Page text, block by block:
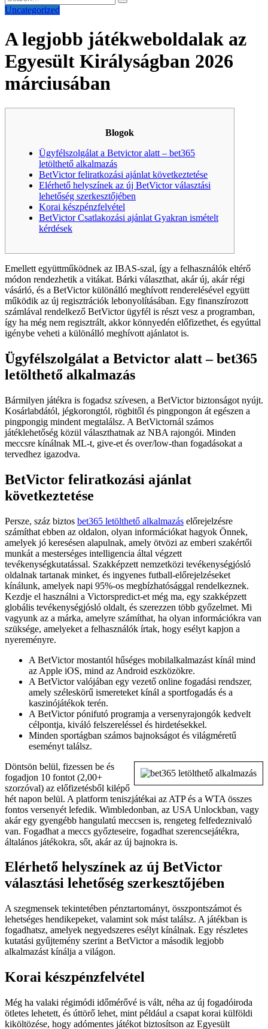
Uncategorized
A legjobb játékweboldalak az
Egyesült Királyságban 2026
márciusában
Blogok
Ügyfélszolgálat a Betvictor alatt – bet365
letölthető alkalmazás
BetVictor feliratkozási ajánlat következtetése
Elérhető helyszínek az új BetVictor választási
lehetőség szerkesztőjében
Korai készpénzfelvétel
BetVictor Csatlakozási ajánlat Gyakran ismételt
kérdések
Emellett együttműködnek az IBAS-szal, így a felhasználók eltérő
módon rendezhetik a vitákat. Bárki választhat, akár új, akár régi
vásárló, és a BetVictor különálló meghívott renderelésével együtt
működik az új regisztrációk lebonyolításában. Egy finanszírozott
számlával rendelkező BetVictor ügyfél is részt vesz a programban,
így ha még nem regisztrált, akkor könnyedén előfizethet, és egyúttal
igénybe veheti a különálló meghívott ajánlatot is.
Ügyfélszolgálat a Betvictor alatt – bet365
letölthető alkalmazás
Bármilyen játékra is fogadsz szívesen, a BetVictor biztonságot nyújt.
Kosárlabdától, jégkorongtól, rögbitől és pingpongon át egészen a
pingpongig mindent megtalálsz. A BetVictornál számos
játéklehetőség közül választhatnak az NBA rajongói. Minden
meccsre kínálnak ML-t, give-et és over/low-than fogadásokat a
tervedhez igazodva.
BetVictor feliratkozási ajánlat
következtetése
Persze, száz biztos bet365 letölthető alkalmazás előrejelzésre
számíthat ebben az oldalon, olyan információkat hagyok Önnek,
amelyek jó keresésen alapulnak, amely ötvözi az emberi szakértői
munkát a mesterséges intelligencia által végzett
tevékenységkutatással. Szakképzett nemzetközi tevékenységjósló
oldalnak tartanak minket, és ingyenes futball-előrejelzéseket
kínálunk, amelyek napi 95%-os megbízhatósággal rendelkeznek.
Kezdje el használni a Victorspredict-et még ma, egy szakképzett
globális tevékenységjósló oldalt, és szerezzen több győzelmet. Mi
vagyunk az a márka, amelyre számíthat, ha olyan információkra van
szüksége, amelyeket a felhasználók írtak, hogy esélyt kapjon a
nyereményre.
A BetVictor mostantól hűséges mobilalkalmazást kínál mind
az Apple iOS, mind az Android eszközökre.
A BetVictor valójában egy vezető online fogadási rendszer,
amely széleskörű ismereteket kínál a sportfogadás és a
kaszinójátékok terén.
A BetVictor pónifutó programja a versenyrajongók kedvelt
célpontja, kiváló felszereléssel és hirdetésekkel.
Minden sportágban számos bajnokságot és világméretű
eseményt találsz.
Döntsön belül, fizessen be és
fogadjon 10 fontot (2,00+
szorzóval) az előfizetésből kilépő
hét napon belül. A platform teniszjátékai az ATP és a WTA összes
fontos versenyét lefedik. Wimbledonban, az USA Unlockban, vagy
akár egy gyengébb hangulatú meccsen is, rengeteg felfedeznivaló
van. Fogadhat a meccs győzteseire, fogadhat szerencsejátékra,
általános játékokra, sőt, akár az új bajnokra is.
Elérhető helyszínek az új BetVictor
választási lehetőség szerkesztőjében
A szegmensek tekintetében pénztartományt, összpontszámot és
lehetséges hendikepeket, valamint sok mást találsz. A játékban is
fogadhatsz, amelyek negyedszeres esélyt kínálnak. Egy részletes
kutatási gyűjtemény szerint a BetVictor a második legjobb
alkalmazást kínálja a világon.
Korai készpénzfelvétel
Még ha valaki régimódi időmérővé is vált, néha az új fogadóiroda
ötletes lehetett, és úttörő lehet, mint például a csapat korai külföldi
kiköltözése, hogy adómentes játékot biztosítson az Egyesült